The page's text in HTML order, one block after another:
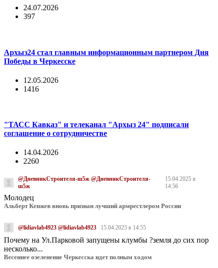
24.07.2026
397
Архыз24 стал главным информационным партнером Дня
Победы в Черкесске
12.05.2026
1416
"ТАСС Кавказ" и телеканал "Архыз 24" подписали
соглашение о сотрудничестве
14.04.2026
2260
@ДневникСтроителя-ш5ж @ДневникСтроителя-
ш5ж
15.04.2025 в
14:56
Молодец
Альберт Кенжев вновь признан лучший армрестлером России
@lidiavlab4923 @lidiavlab4923 15.04.2025 в 14:55
Почему на Ул.Парковой запущены клумбы ?земля до сих пор
несколько...
Весеннее озеленение Черкесска идет полным ходом